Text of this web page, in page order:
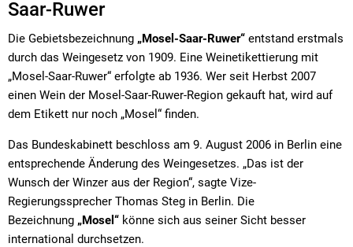
Saar-Ruwer
Die Gebietsbezeichnung „Mosel-Saar-Ruwer“ entstand erstmals
durch das Weingesetz von 1909. Eine Weinetikettierung mit
„Mosel-Saar-Ruwer“ erfolgte ab 1936. Wer seit Herbst 2007
einen Wein der Mosel-Saar-Ruwer-Region gekauft hat, wird auf
dem Etikett nur noch „Mosel“ finden.
Das Bundeskabinett beschloss am 9. August 2006 in Berlin eine
entsprechende Änderung des Weingesetzes. „Das ist der
Wunsch der Winzer aus der Region“, sagte Vize-
Regierungssprecher Thomas Steg in Berlin. Die
Bezeichnung „Mosel“ könne sich aus seiner Sicht besser
international durchsetzen.